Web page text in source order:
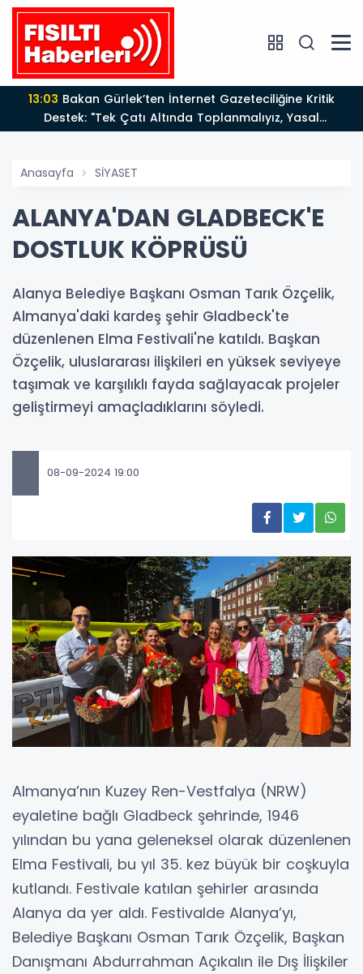
13:03
Destek: "Tek Çatı Altında Toplanmalıyız, Yasal
Düzenlemeye Hazırız"
Anasayfa SİYASET
ALANYA'DAN GLADBECK'E
DOSTLUK KÖPRÜSÜ
Alanya Belediye Başkanı Osman Tarık Özçelik,
Almanya'daki kardeş şehir Gladbeck'te
düzenlenen Elma Festivali'ne katıldı. Başkan
Özçelik, uluslararası ilişkileri en yüksek seviyeye
taşımak ve karşılıklı fayda sağlayacak projeler
geliştirmeyi amaçladıklarını söyledi.
08-09-2024 19:00
Almanya’nın Kuzey Ren-Vestfalya (NRW)
eyaletine bağlı Gladbeck şehrinde, 1946
yılından bu yana geleneksel olarak düzenlenen
Elma Festivali, bu yıl 35. kez büyük bir coşkuyla
kutlandı. Festivale katılan şehirler arasında
Alanya da yer aldı. Festivalde Alanya’yı,
Belediye Başkanı Osman Tarık Özçelik, Başkan
Danışmanı Abdurrahman Açıkalın ile Dış İlişkiler